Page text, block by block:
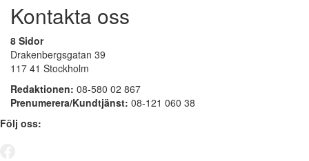
Kontakta oss
8 Sidor
Drakenbergsgatan 39
117 41 Stockholm
Redaktionen: 08-580 02 867
Prenumerera/Kundtjänst: 08-121 060 38
Följ oss: